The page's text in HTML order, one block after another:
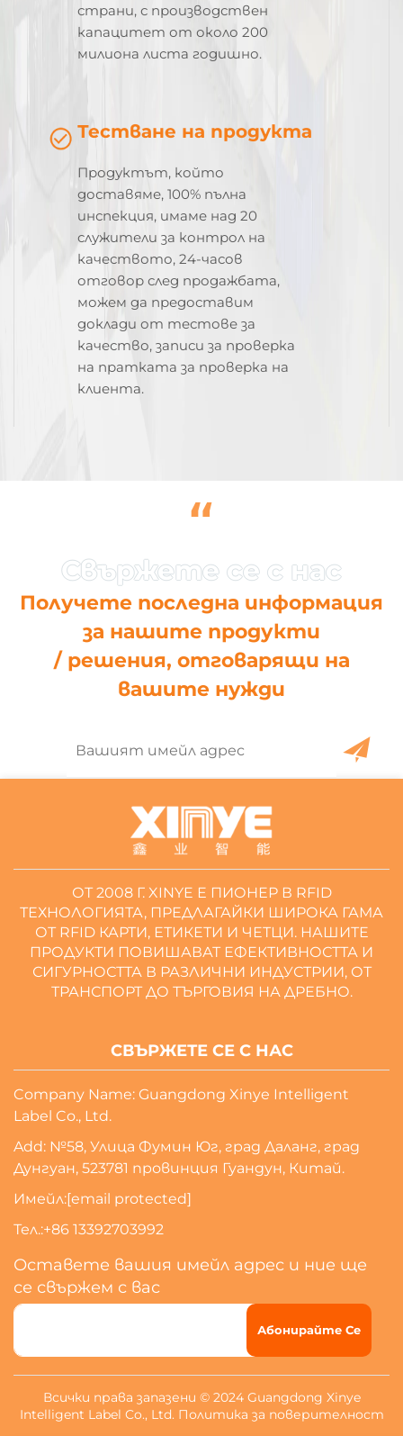
страни, с производствен
капацитет от около 200
милиона листа годишно.
Тестване на продукта
Продуктът, който
доставяме, 100% пълна
инспекция, имаме над 20
служители за контрол на
качеството, 24-часов
отговор след продажбата,
можем да предоставим
доклади от тестове за
качество, записи за проверка
на пратката за проверка на
клиента.
“
Получете последна информация
за нашите продукти
/ решения, отговарящи на
вашите нужди
ОТ 2008 Г. XINYE Е ПИОНЕР В RFID
ТЕХНОЛОГИЯТА, ПРЕДЛАГАЙКИ ШИРОКА ГАМА
ОТ RFID КАРТИ, ЕТИКЕТИ И ЧЕТЦИ. НАШИТЕ
ПРОДУКТИ ПОВИШАВАТ ЕФЕКТИВНОСТТА И
СИГУРНОСТТА В РАЗЛИЧНИ ИНДУСТРИИ, ОТ
ТРАНСПОРТ ДО ТЪРГОВИЯ НА ДРЕБНО.
СВЪРЖЕТЕ СЕ С НАС
Company Name: Guangdong Xinye Intelligent
Label Co., Ltd.
Add: №58, Улица Фумин Юг, град Даланг, град
Дунгуан, 523781 провинция Гуандун, Китай.
Имейл:[email protected]
Тел.:+86 13392703992
Оставете вашия имейл адрес и ние ще
се свържем с вас
Абонирайте Се
Всички права запазени © 2024 Guangdong Xinye
Intelligent Label Co., Ltd. Политика за поверителност